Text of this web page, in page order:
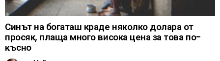
Синът на богаташ краде няколко долара от
просяк, плаща много висока цена за това по-
късно